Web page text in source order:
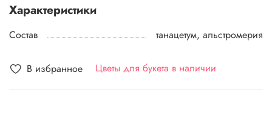
В избранное Цветы для букета в наличии
Характеристики
Состав танацетум, альстромерия